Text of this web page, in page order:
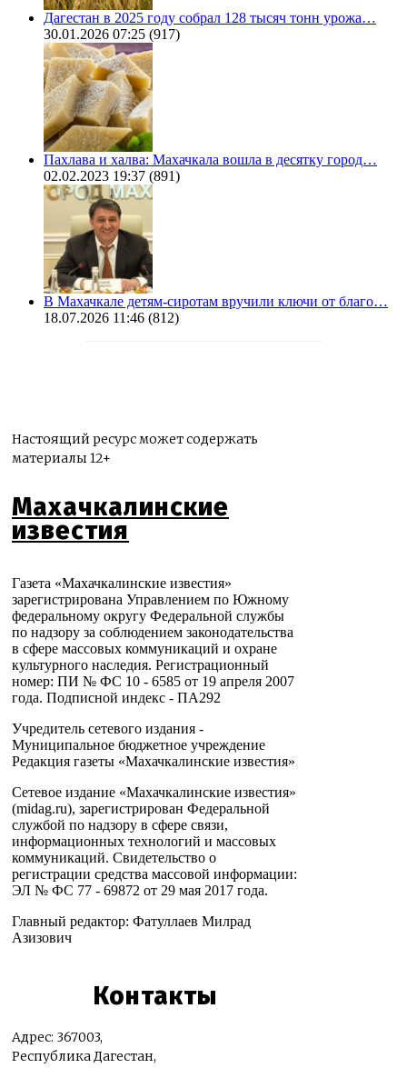
Дагестан в 2025 году собрал 128 тысяч тонн урожа…
30.01.2026 07:25 (917)
Пахлава и халва: Махачкала вошла в десятку город…
02.02.2023 19:37 (891)
В Махачкале детям-сиротам вручили ключи от благо…
18.07.2026 11:46 (812)
Настоящий ресурс может содержать
материалы 12+
Махачкалинские
известия
Газета «Махачкалинские известия»
зарегистрирована Управлением по Южному
федеральному округу Федеральной службы
по надзору за соблюдением законодательства
в сфере массовых коммуникаций и охране
культурного наследия. Регистрационный
номер: ПИ № ФС 10 - 6585 от 19 апреля 2007
года. Подписной индекс - ПА292
Учредитель сетевого издания -
Муниципальное бюджетное учреждение
Редакция газеты «Махачкалинские известия»
Сетевое издание «Махачкалинские известия»
(midag.ru), зарегистрирован Федеральной
службой по надзору в сфере связи,
информационных технологий и массовых
коммуникаций. Свидетельство о
регистрации средства массовой информации:
ЭЛ № ФС 77 - 69872 от 29 мая 2017 года.
Главный редактор: Фатуллаев Милрад
Азизович
Контакты
Адрес: 367003,
Республика Дагестан,